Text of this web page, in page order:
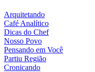
Arquitetando
Café Analítico
Dicas do Chef
Nosso Povo
Pensando em Você
Partiu Região
Cronicando